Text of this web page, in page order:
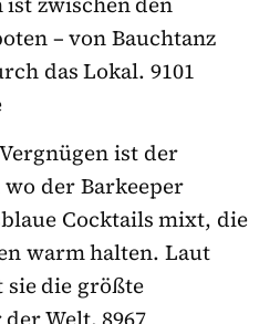
– von Bauchtanz
das Lokal. 9101
ist der
wo der Barkeeper
Cocktails mixt, die
warm halten. Laut
sie die größte